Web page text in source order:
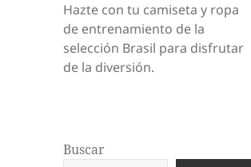
Hazte con tu camiseta y ropa
de entrenamiento de la
selección Brasil para disfrutar
de la diversión.
Buscar